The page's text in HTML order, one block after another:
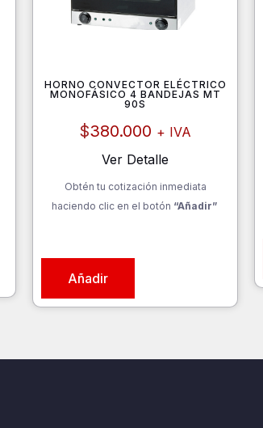
HORNO CONVECTOR ELÉCTRICO
MONOFÁSICO 4 BANDEJAS MT
90S
$380.000 + IVA
Ver Detalle
Obtén tu cotización inmediata
haciendo clic en el botón “Añadir”
Añadir